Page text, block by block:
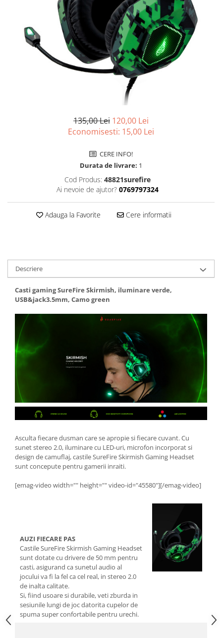
Laptopuri / Notebook-uri
Alimentatoare Laptopuri
Componente Laptop
Laptop / Notebook NOI
Laptop / Notebook REFURBISHED
135,00 Lei 120,00 Lei
Economisesti: 15,00 Lei
CERE INFO!
Durata de livrare: 1
Cod Produs: 48821surefire
Ai nevoie de ajutor? 0769797324
Adauga la Favorite Cere informatii
Descriere
Casti gaming SureFire Skirmish, iluminare verde,
USB&jack3.5mm, Camo green
Asculta fiecare dusman care se apropie si fiecare cuvant. Cu
sunet stereo 2.0, iluminare cu LED-uri, microfon incorporat si
design de camuflaj, castile SureFire Skirmish Gaming Headset
sunt concepute pentru gamerii inraiti.
[emag-video width="" height="" video-id="45580"][/emag-video]
AUZI FIECARE PAS
Castile SureFire Skirmish Gaming Headset
sunt dotate cu drivere de 50 mm pentru
casti, asigurand ca sunetul audio al
jocului va fi la fel ca cel real, in stereo 2.0
de inalta calitate.
Si, fiind usoare si durabile, veti zburda in
sesiunile lungi de joc datorita cupelor de
spuma super confortabile pentru urechi.